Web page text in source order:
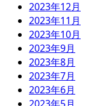
2023年12月
2023年11月
2023年10月
2023年9月
2023年8月
2023年7月
2023年6月